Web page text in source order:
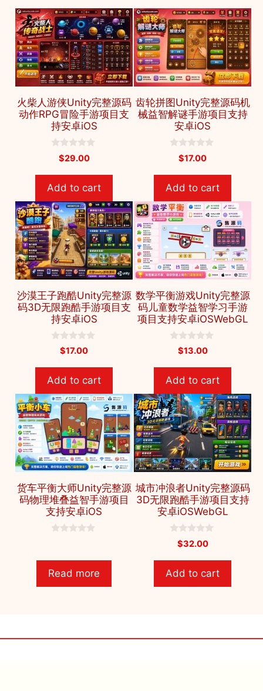
火柴人游侠Unity完整源码
动作RPG冒险手游项目支
持安卓iOS
o
5
$29.00
Add to cart
齿轮拼图Unity完整源码机
械益智解谜手游项目支持
安卓iOS
o
5
$17.00
Add to cart
沙漠王子跑酷Unity完整源
码3D无限跑酷手游项目支
持安卓iOS
o
5
$17.00
Add to cart
数学平衡游戏Unity完整源
码儿童数学益智学习手游
项目支持安卓iOSWebGL
o
5
$13.00
Add to cart
货车平衡大师Unity完整源
码物理堆叠益智手游项目
支持安卓iOS
o
5
Read more
城市冲浪者Unity完整源码
3D无限跑酷手游项目支持
安卓iOSWebGL
o
5
$32.00
Add to cart